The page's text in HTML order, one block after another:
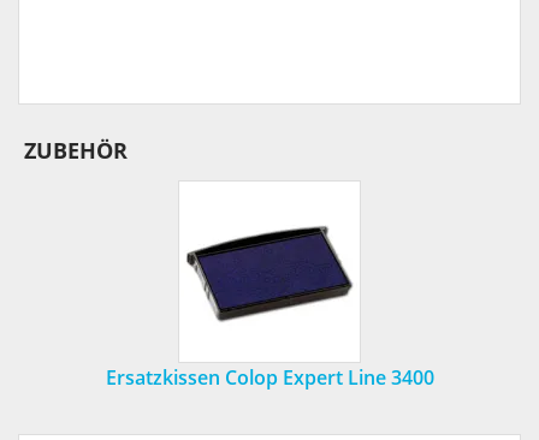
ZUBEHÖR
Ersatzkissen Colop Expert Line 3400